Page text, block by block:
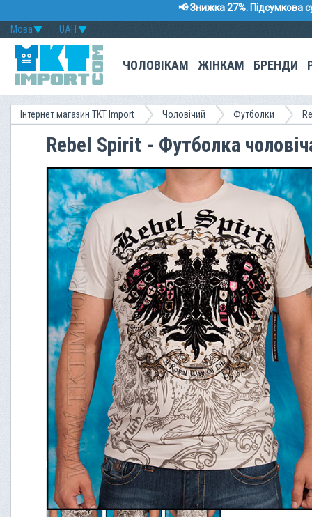
📢 Знижка 27%. Підсумкова
UAH
Мова
ЧОЛОВІКАМ ЖІНКАМ БРЕНДИ
Інтернет магазин TKT Import Чоловічий Футболки
Rebel Spirit - Футболка